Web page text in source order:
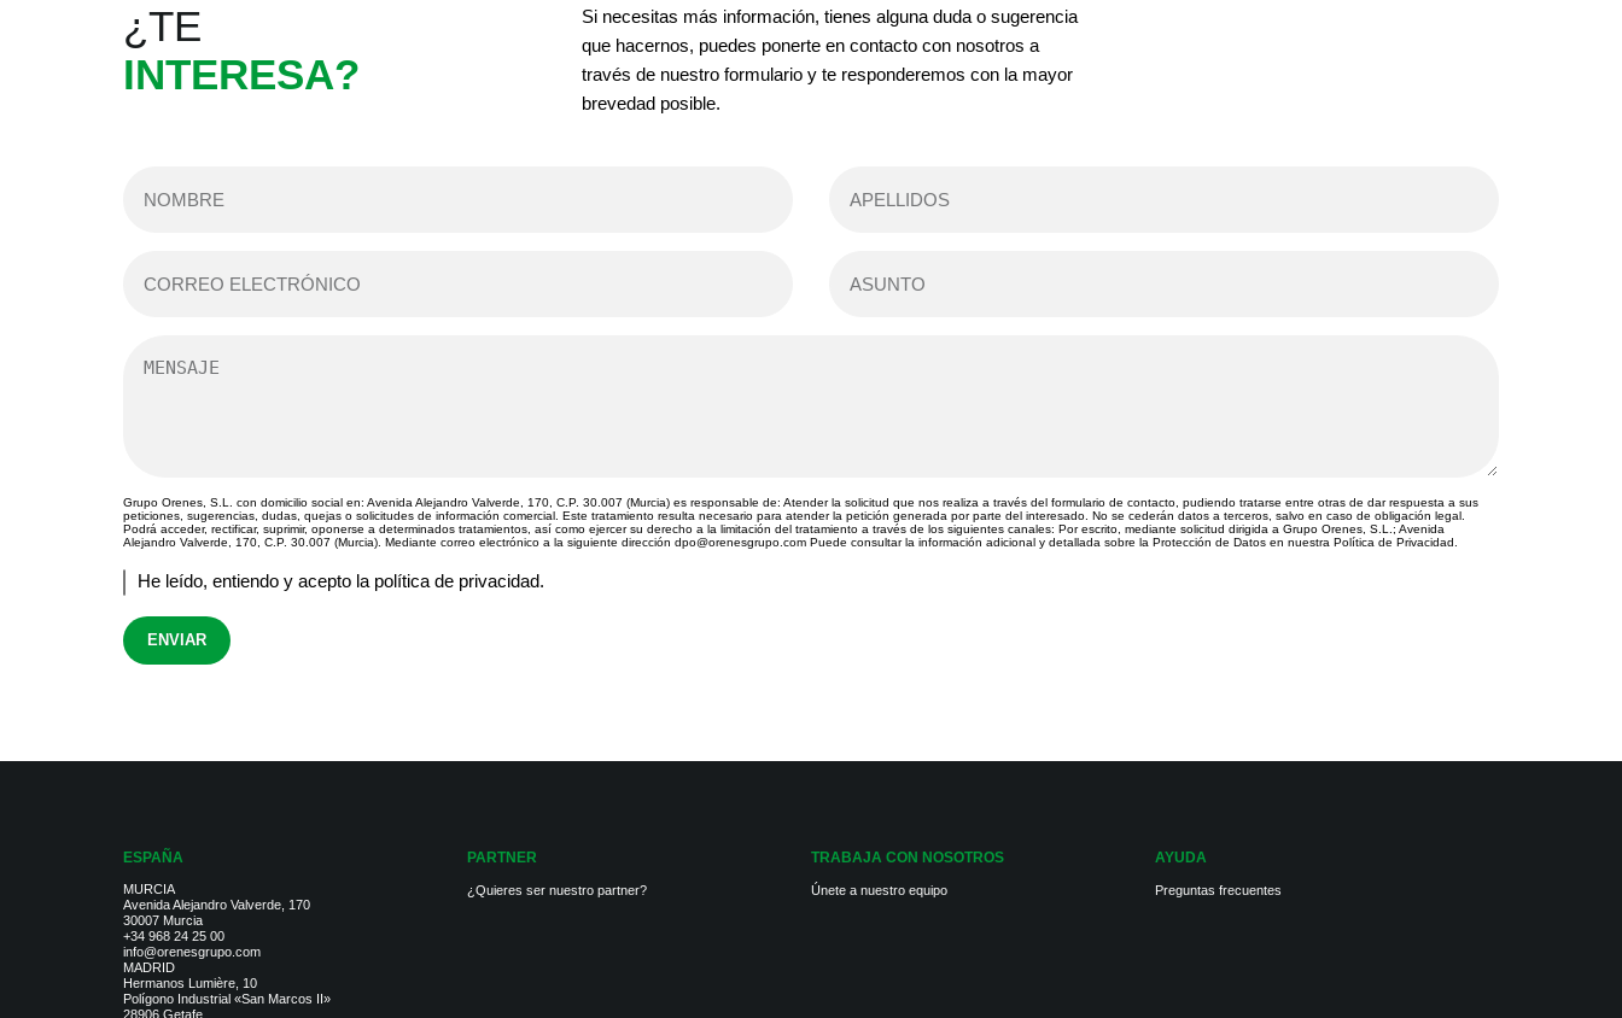
¿TE
INTERESA?
Si necesitas más información, tienes alguna duda o sugerencia
que hacernos, puedes ponerte en contacto con nosotros a
través de nuestro formulario y te responderemos con la mayor
brevedad posible.
Grupo Orenes, S.L. con domicilio social en: Avenida Alejandro Valverde, 170, C.P. 30.007 (Murcia) es responsable de: Atender la solicitud que nos realiza a través del formulario de contacto, pudiendo tratarse entre otras de dar respuesta a sus
peticiones, sugerencias, dudas, quejas o solicitudes de información comercial. Este tratamiento resulta necesario para atender la petición generada por parte del interesado. No se cederán datos a terceros, salvo en caso de obligación legal.
Podrá acceder, rectificar, suprimir, oponerse a determinados tratamientos, así como ejercer su derecho a la limitación del tratamiento a través de los siguientes canales: Por escrito, mediante solicitud dirigida a Grupo Orenes, S.L.; Avenida
Alejandro Valverde, 170, C.P. 30.007 (Murcia). Mediante correo electrónico a la siguiente dirección dpo@orenesgrupo.com Puede consultar la información adicional y detallada sobre la Protección de Datos en nuestra Política de Privacidad.
He leído, entiendo y acepto la política de privacidad.
ENVIAR
ESPAÑA
MURCIA
Avenida Alejandro Valverde, 170
30007 Murcia
+34 968 24 25 00
info@orenesgrupo.com
MADRID
Hermanos Lumière, 10
Polígono Industrial «San Marcos II»
28906 Getafe
PARTNER
¿Quieres ser nuestro partner?
TRABAJA CON NOSOTROS
Únete a nuestro equipo
AYUDA
Preguntas frecuentes